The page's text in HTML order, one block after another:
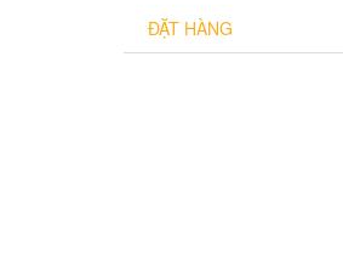
ĐẶT HÀNG